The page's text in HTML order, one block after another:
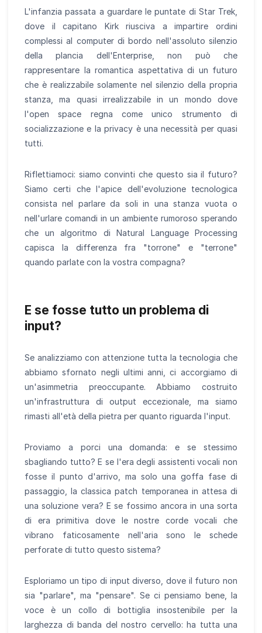
L'infanzia passata a guardare le puntate di Star Trek,
dove il capitano Kirk riusciva a impartire ordini
complessi al computer di bordo nell'assoluto silenzio
della plancia dell'Enterprise, non può che
rappresentare la romantica aspettativa di un futuro
che è realizzabile solamente nel silenzio della propria
stanza, ma quasi irrealizzabile in un mondo dove
l'open space regna come unico strumento di
socializzazione e la privacy è una necessità per quasi
tutti.
Riflettiamoci: siamo convinti che questo sia il futuro?
Siamo certi che l'apice dell'evoluzione tecnologica
consista nel parlare da soli in una stanza vuota o
nell'urlare comandi in un ambiente rumoroso sperando
che un algoritmo di Natural Language Processing
capisca la differenza fra "torrone" e "terrone"
quando parlate con la vostra compagna?
E se fosse tutto un problema di
input?
Se analizziamo con attenzione tutta la tecnologia che
abbiamo sfornato negli ultimi anni, ci accorgiamo di
un'asimmetria preoccupante. Abbiamo costruito
un'infrastruttura di output eccezionale, ma siamo
rimasti all'età della pietra per quanto riguarda l'input.
Proviamo a porci una domanda: e se stessimo
sbagliando tutto? E se l'era degli assistenti vocali non
fosse il punto d'arrivo, ma solo una goffa fase di
passaggio, la classica patch temporanea in attesa di
una soluzione vera? E se fossimo ancora in una sorta
di era primitiva dove le nostre corde vocali che
vibrano faticosamente nell'aria sono le schede
perforate di tutto questo sistema?
Esploriamo un tipo di input diverso, dove il futuro non
sia "parlare", ma "pensare". Se ci pensiamo bene, la
voce è un collo di bottiglia insostenibile per la
larghezza di banda del nostro cervello: ha tutta una